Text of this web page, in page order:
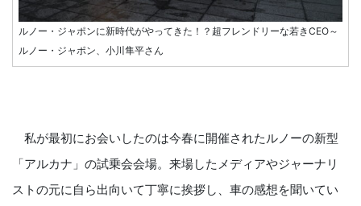
ルノー・ジャポンに新時代がやってきた！？超フレンドリーな若きCEO～
ルノー・ジャポン、小川隼平さん
私が最初にお会いしたのは今春に開催されたルノーの新型
「アルカナ」の試乗会会場。来場したメディアやジャーナリ
ストの元に自ら出向いて丁寧に挨拶し、車の感想を聞いてい